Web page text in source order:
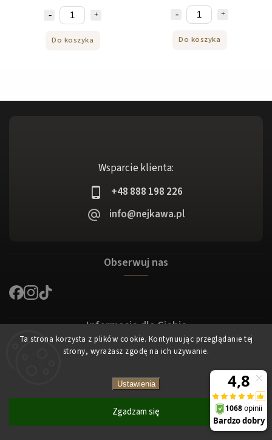
Ta strona korzysta z plików cookie. Kontynuując przeglądanie tej
strony, wyrażasz zgodę na ich używanie.
Ustawienia
Zgadzam się
Do koszyka Do koszyka
Wsparcie klienta:
+48 888 198 226
info@nejkawa.pl
Obserwuj nas
Informacje dla Ciebie
REGULAMIN SKLEPU INTERNETOWEGO NEJKAWA.PL
Dla klientów